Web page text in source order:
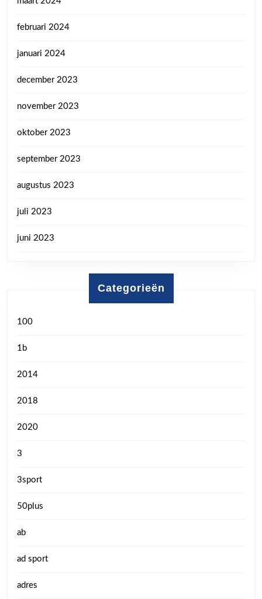
februari 2024
januari 2024
december 2023
november 2023
oktober 2023
september 2023
augustus 2023
juli 2023
juni 2023
Categorieën
100
1b
2014
2018
2020
3
3sport
50plus
ab
ad sport
adres